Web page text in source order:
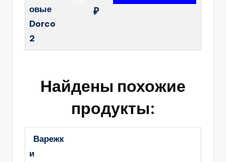
овые
Dorco
2
₽
Найдены похожие
продукты:
Варежк
и